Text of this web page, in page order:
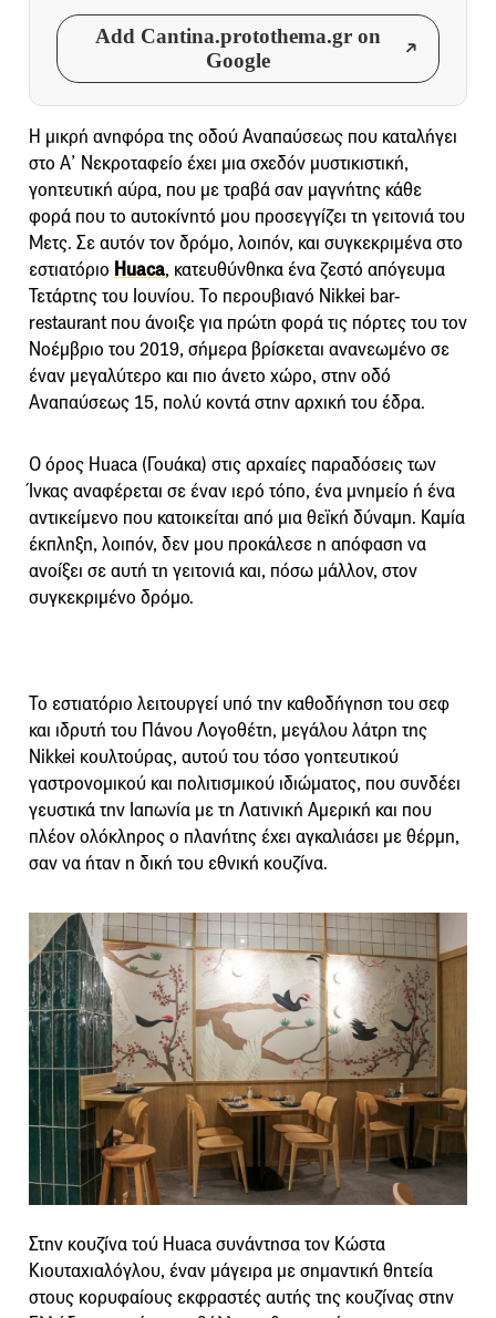
Add Cantina.protothema.gr on
Google
Η μικρή ανηφόρα της οδού Αναπαύσεως που καταλήγει
στο Α’ Νεκροταφείο έχει μια σχεδόν μυστικιστική,
γοητευτική αύρα, που με τραβά σαν μαγνήτης κάθε
φορά που το αυτοκίνητό μου προσεγγίζει τη γειτονιά του
Μετς. Σε αυτόν τον δρόμο, λοιπόν, και συγκεκριμένα στο
εστιατόριο Huaca, κατευθύνθηκα ένα ζεστό απόγευμα
Τετάρτης του Ιουνίου. Το περουβιανό Nikkei bar-
restaurant που άνοιξε για πρώτη φορά τις πόρτες του τον
Νοέμβριο του 2019, σήμερα βρίσκεται ανανεωμένο σε
έναν μεγαλύτερο και πιο άνετο χώρο, στην οδό
Αναπαύσεως 15, πολύ κοντά στην αρχική του έδρα.
Ο όρος Huaca (Γουάκα) στις αρχαίες παραδόσεις των
Ίνκας αναφέρεται σε έναν ιερό τόπο, ένα μνημείο ή ένα
αντικείμενο που κατοικείται από μια θεϊκή δύναμη. Καμία
έκπληξη, λοιπόν, δεν μου προκάλεσε η απόφαση να
ανοίξει σε αυτή τη γειτονιά και, πόσω μάλλον, στον
συγκεκριμένο δρόμο.
Το εστιατόριο λειτουργεί υπό την καθοδήγηση του σεφ
και ιδρυτή του Πάνου Λογοθέτη, μεγάλου λάτρη της
Nikkei κουλτούρας, αυτού του τόσο γοητευτικού
γαστρονομικού και πολιτισμικού ιδιώματος, που συνδέει
γευστικά την Ιαπωνία με τη Λατινική Αμερική και που
πλέον ολόκληρος ο πλανήτης έχει αγκαλιάσει με θέρμη,
σαν να ήταν η δική του εθνική κουζίνα.
Στην κουζίνα τού Huaca συνάντησα τον Κώστα
Κιουταχιαλόγλου, έναν μάγειρα με σημαντική θητεία
στους κορυφαίους εκφραστές αυτής της κουζίνας στην